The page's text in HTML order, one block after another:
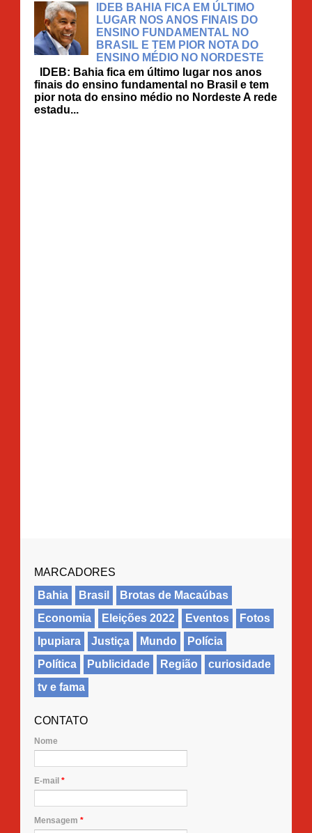
IDEB BAHIA FICA EM ÚLTIMO
LUGAR NOS ANOS FINAIS DO
ENSINO FUNDAMENTAL NO
BRASIL E TEM PIOR NOTA DO
ENSINO MÉDIO NO NORDESTE
IDEB: Bahia fica em último lugar nos anos
finais do ensino fundamental no Brasil e tem
pior nota do ensino médio no Nordeste A rede
estadu...
MARCADORES
Bahia
Brasil
Brotas de Macaúbas
Economia
Eleições 2022 Eventos
Fotos
Ipupiara
Justiça Mundo
Polícia
Política
Publicidade Região
curiosidade
tv e fama
CONTATO
Nome
E-mail *
Mensagem *